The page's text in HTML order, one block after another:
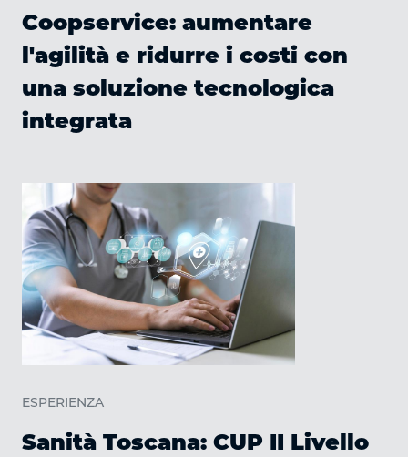
Coopservice: aumentare
l'agilità e ridurre i costi con
una soluzione tecnologica
integrata
ESPERIENZA
Sanità Toscana: CUP II Livello